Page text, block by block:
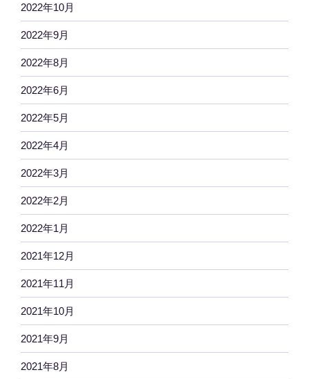
2022年10月
2022年9月
2022年8月
2022年6月
2022年5月
2022年4月
2022年3月
2022年2月
2022年1月
2021年12月
2021年11月
2021年10月
2021年9月
2021年8月